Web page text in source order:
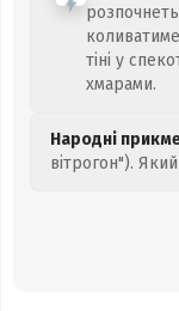
тіні у
хмарами.
Народні
вітрогон").